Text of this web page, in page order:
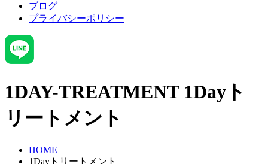
ブログ
プライバシーポリシー
1DAY-TREATMENT 1Dayト
リートメント
HOME
1Dayトリートメント